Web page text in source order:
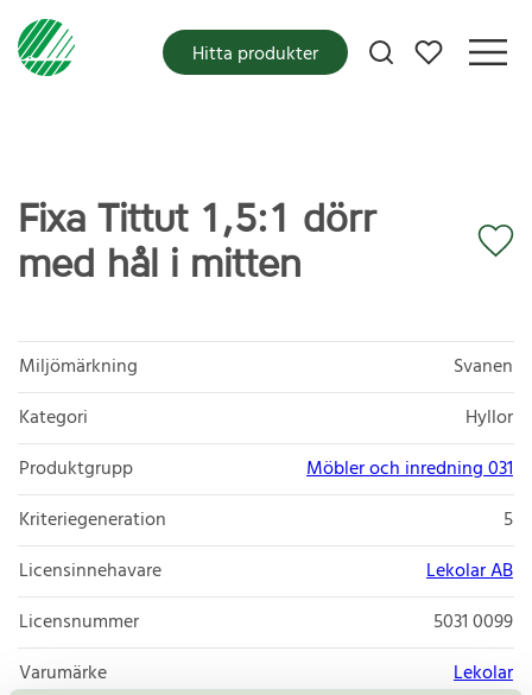
Mina favoriter
Hitta produkter
Fixa Tittut 1,5:1 dörr
med hål i mitten
Miljömärkning
Svanen
Kategori
Hyllor
Produktgrupp
Möbler och inredning 031
Kriteriegeneration
5
Licensinnehavare
Lekolar AB
Licensnummer
5031 0099
Varumärke
Lekolar